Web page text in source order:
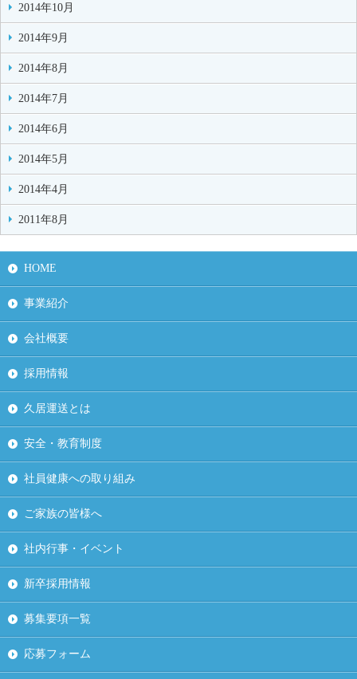
2014年10月
2014年9月
2014年8月
2014年7月
2014年6月
2014年5月
2014年4月
2011年8月
HOME
事業紹介
会社概要
採用情報
久居運送とは
安全・教育制度
社員健康への取り組み
ご家族の皆様へ
社内行事・イベント
新卒採用情報
募集要項一覧
応募フォーム